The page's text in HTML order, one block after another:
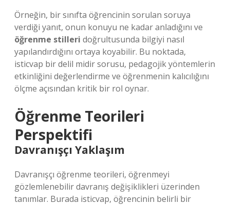
Örneğin, bir sınıfta öğrencinin sorulan soruya
verdiği yanıt, onun konuyu ne kadar anladığını ve
öğrenme stilleri doğrultusunda bilgiyi nasıl
yapılandırdığını ortaya koyabilir. Bu noktada,
isticvap bir delil midir sorusu, pedagojik yöntemlerin
etkinliğini değerlendirme ve öğrenmenin kalıcılığını
ölçme açısından kritik bir rol oynar.
Öğrenme Teorileri
Perspektifi
Davranışçı Yaklaşım
Davranışçı öğrenme teorileri, öğrenmeyi
gözlemlenebilir davranış değişiklikleri üzerinden
tanımlar. Burada isticvap, öğrencinin belirli bir